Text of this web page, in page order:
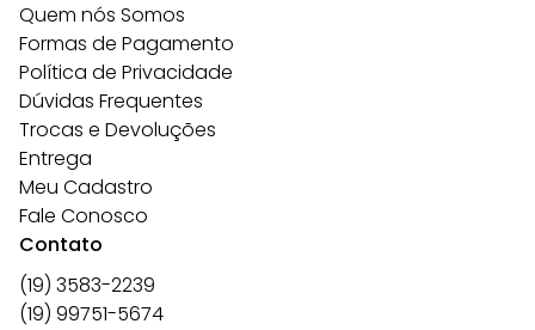
Quem nós Somos
Formas de Pagamento
Política de Privacidade
Dúvidas Frequentes
Trocas e Devoluções
Entrega
Meu Cadastro
Fale Conosco
Contato
(19) 3583-2239
(19) 99751-5674